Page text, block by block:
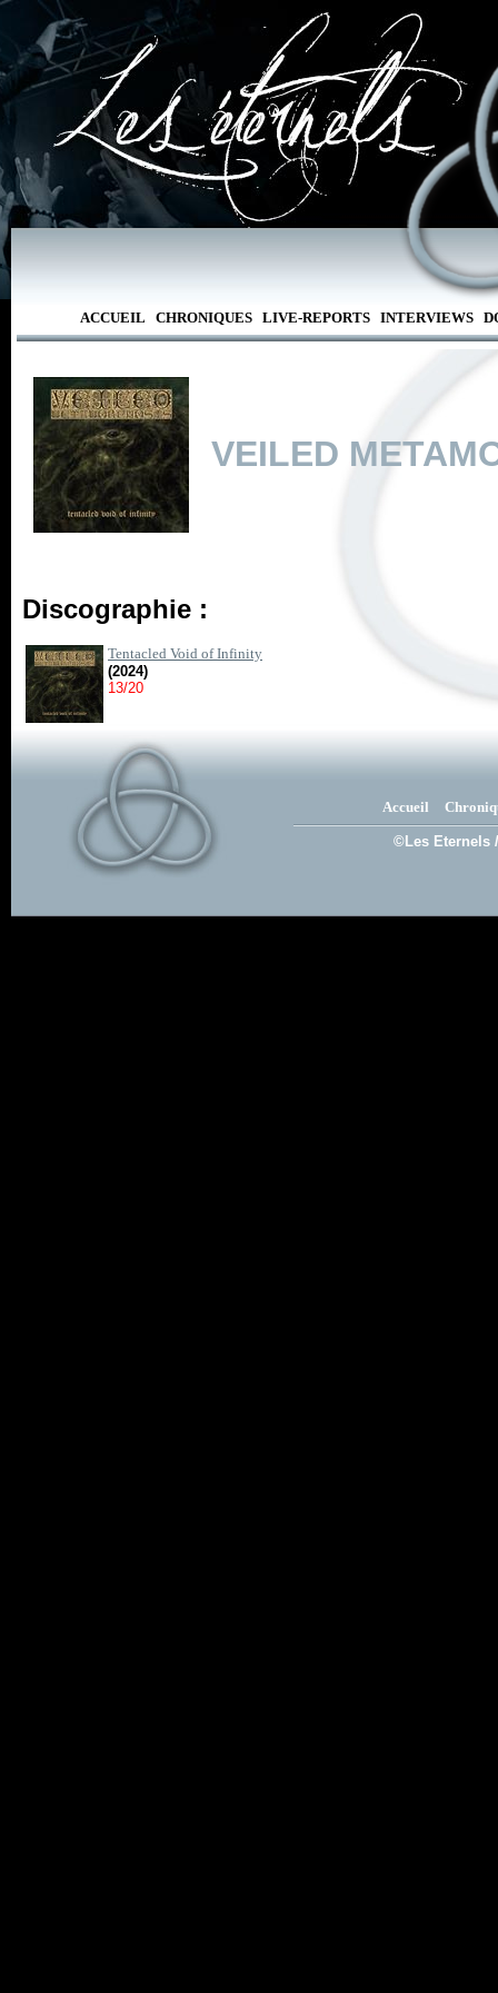
ACCUEIL CHRONIQUES LIVE-REPORTS INTERVIEWS
VEILED
Discographie :
Tentacled Void of Infinity
(2024)
13/20
Accueil
©Les Eternels